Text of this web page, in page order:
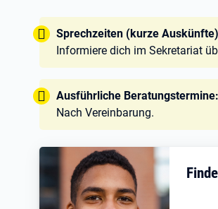
Tipp:
Sprechzeiten (kurze
Informiere dich im Sekretariat
Tipp:
Ausführliche Beratungstermine:
Nach Vereinbarung.